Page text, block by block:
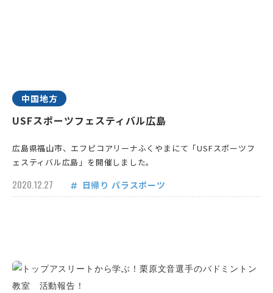
中国地方
USFスポーツフェスティバル広島
広島県福山市、エフピコアリーナふくやまにて「USFスポーツフ
ェスティバル広島」を開催しました。
2020.12.27 日帰り パラスポーツ